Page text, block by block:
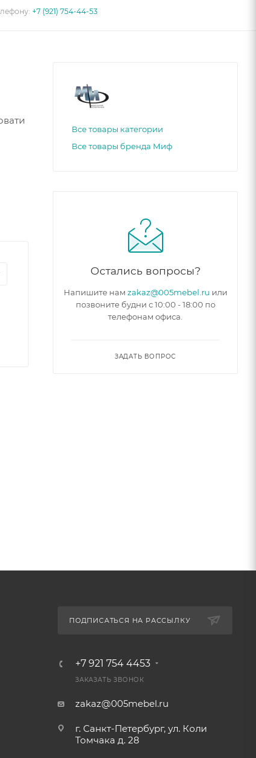
+7 (921) 754-44-53
Все товары категории
Все товары бренда Миф
Остались вопросы?
Напишите нам zakaz@005mebel.ru или
позвоните будни с 10:00 - 18:00 по
телефонам офиса.
ЗАДАТЬ ВОПРОС
ПОДПИСАТЬСЯ НА РАССЫЛКУ
+7 921 754 4453
ЗАКАЗАТЬ ЗВОНОК
zakaz@005mebel.ru
г. Санкт-Петербург, ул. Коли
Томчака д. 28